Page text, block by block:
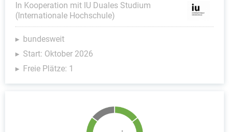
In Kooperation mit IU Duales Studium
(Internationale Hochschule)
bundesweit
Start: Oktober 2026
Freie Plätze: 1